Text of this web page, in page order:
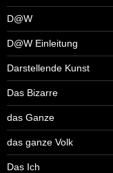
D@W
D@W Einleitung
Darstellende Kunst
Das Bizarre
das Ganze
das ganze Volk
Das Ich